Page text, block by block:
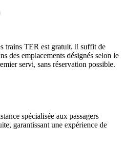
trains TER est gratuit, il suffit de
des emplacements désignés selon le
servi, sans réservation possible.
spécialisée aux passagers
garantissant une expérience de